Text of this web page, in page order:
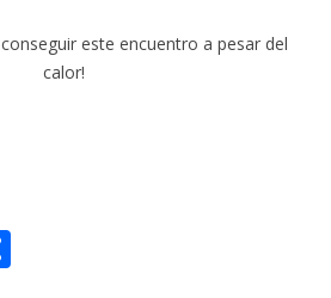
este encuentro a pesar del
calor!